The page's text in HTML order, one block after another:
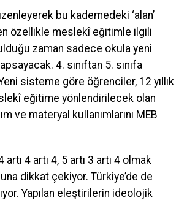
bu kademedeki ‘alan’
özellikle meslekî eğitimle ilgili
zaman sadece okula yeni
4. sınıftan 5. sınıfa
sisteme göre öğrenciler, 12 yıllık
eğitime yönlendirilecek olan
ve materyal kullanımlarını MEB
4 artı 4, 5 artı 3 artı 4 olmak
dikkat çekiyor. Türkiye’de de
Yapılan eleştirilerin ideolojik